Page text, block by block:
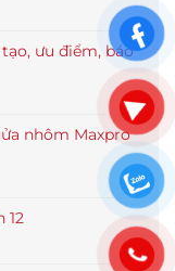
ưu điểm, báo
nhôm Maxpro
12